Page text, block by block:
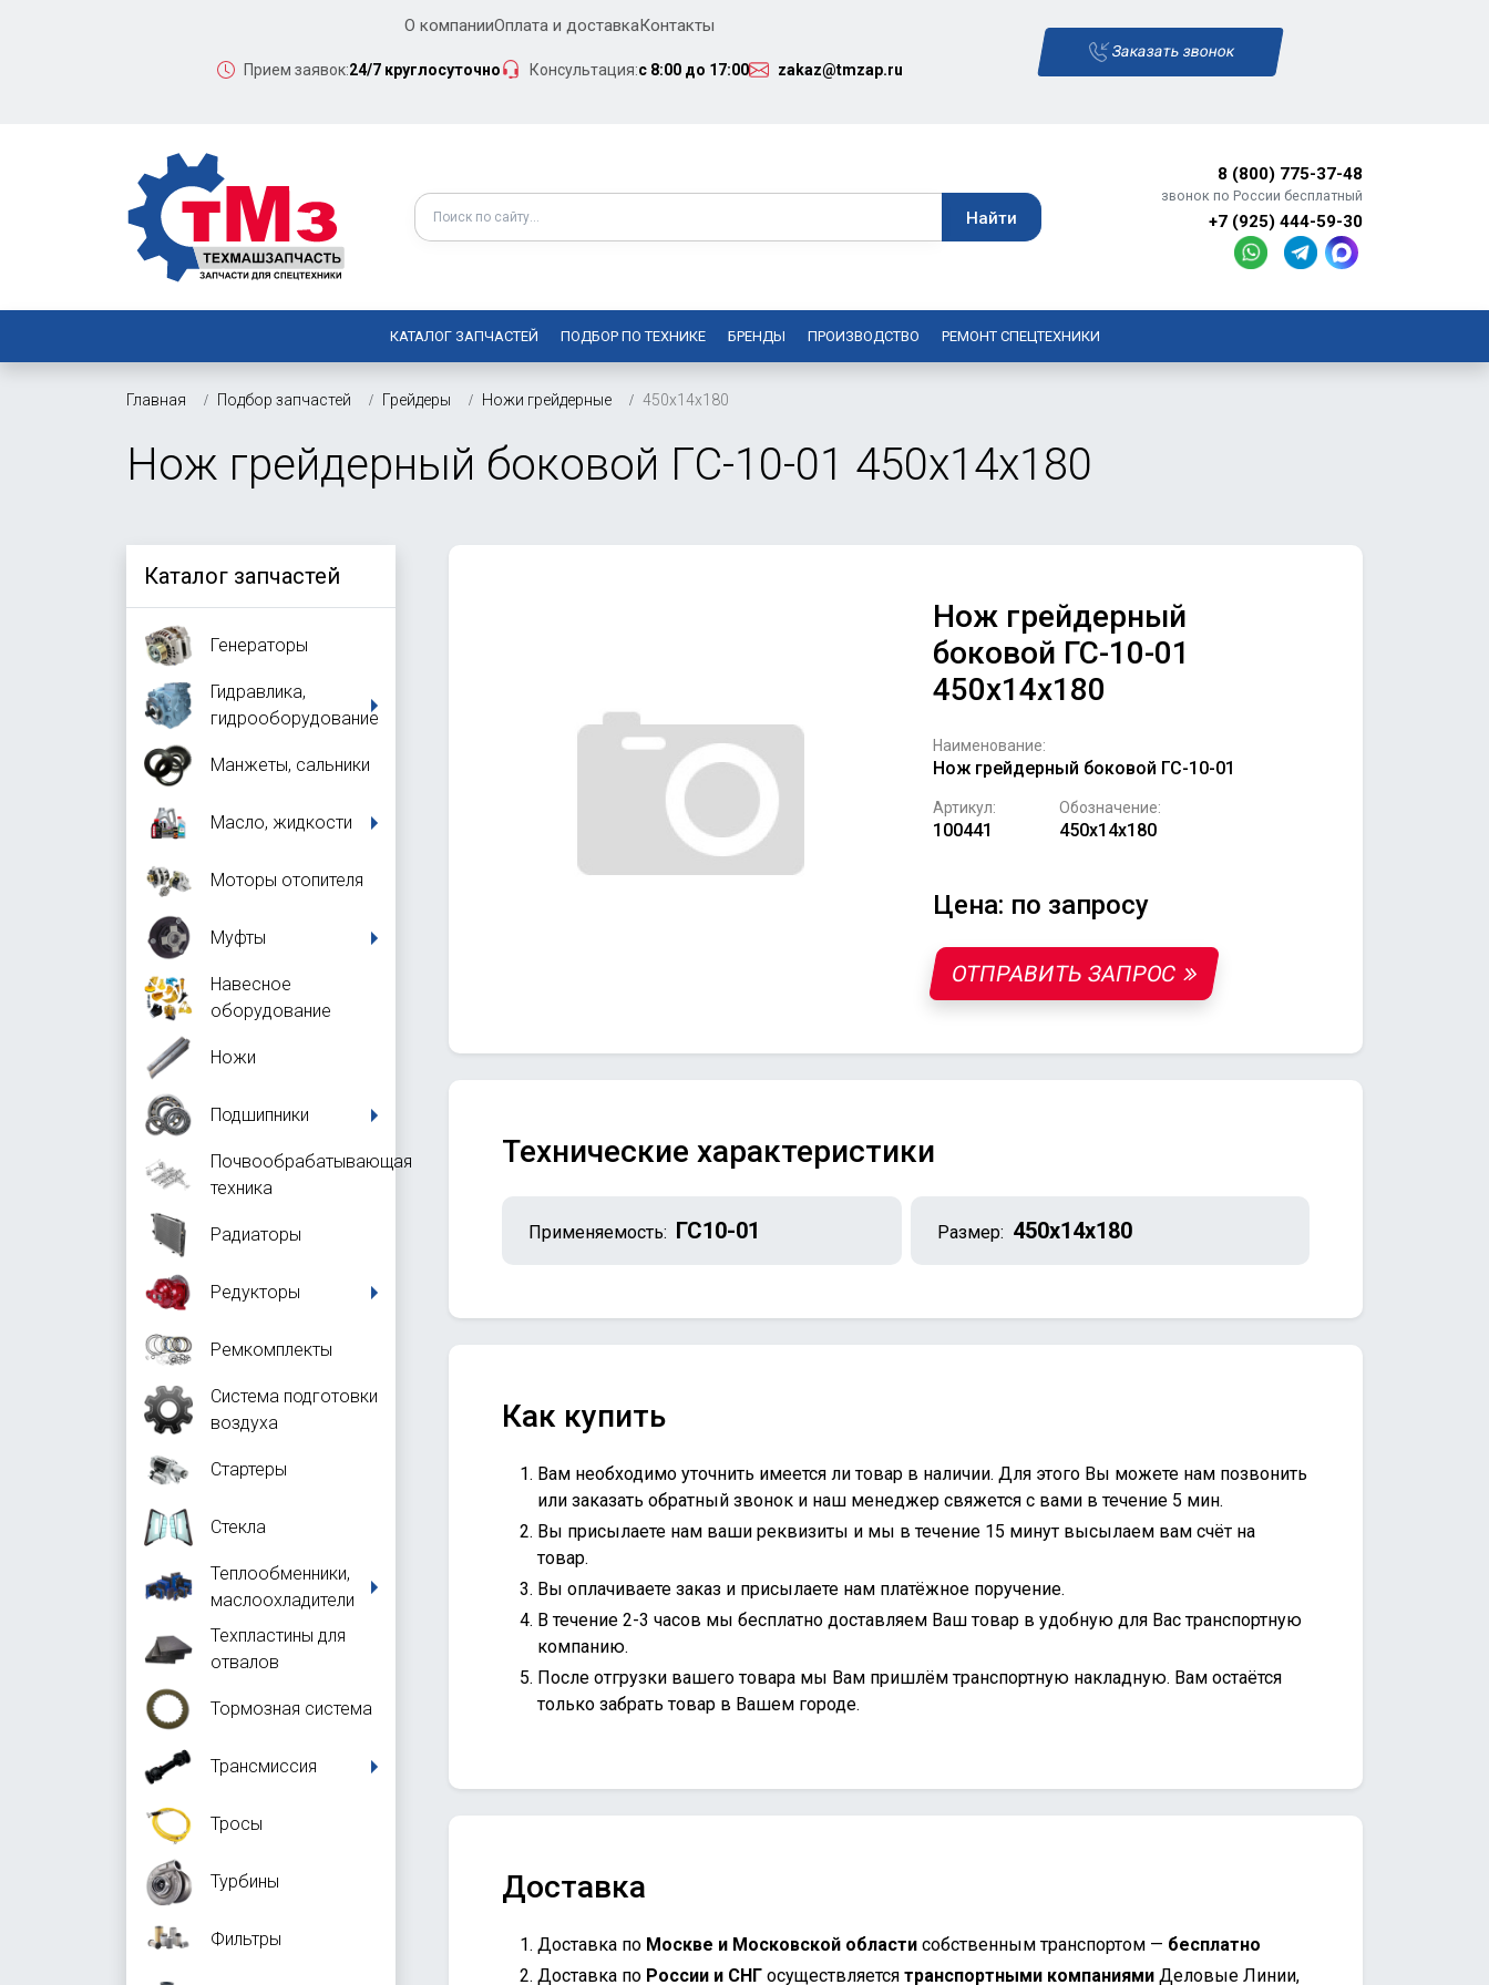
О компанииОплата и доставкаКонтакты
Прием заявок:24/7 круглосуточно Консультация:с 8:00 до 17:00 zakaz@tmzap.ru
Заказать звонок
8 (800) 775-37-48
звонок по России бесплатный
+7 (925) 444-59-30
КАТАЛОГ ЗАПЧАСТЕЙ ПОДБОР ПО ТЕХНИКЕ БРЕНДЫ ПРОИЗВОДСТВО РЕМОНТ СПЕЦТЕХНИКИ
Главная Подбор запчастей Грейдеры Ножи грейдерные 450х14х180
Нож грейдерный боковой ГС-10-01 450х14х180
Каталог запчастей
Генераторы
Гидравлика,
гидрооборудование
Манжеты, сальники
Масло, жидкости
Моторы отопителя
Муфты
Навесное
оборудование
Ножи
Подшипники
Почвообрабатывающая
техника
Радиаторы
Редукторы
Ремкомплекты
Система подготовки
воздуха
Стартеры
Стекла
Теплообменники,
маслоохладители
Техпластины для
отвалов
Тормозная система
Трансмиссия
Тросы
Турбины
Фильтры
Нож грейдерный
боковой ГС-10-01
450х14х180
Наименование:
Нож грейдерный боковой ГС-10-01
Артикул:
100441
Обозначение:
450х14х180
Цена: по запросу
ОТПРАВИТЬ ЗАПРОС
Технические характеристики
Применяемость: ГС10-01 Размер: 450х14х180
Как купить
Вам необходимо уточнить имеется ли товар в наличии. Для этого Вы можете нам позвонить
или заказать обратный звонок и наш менеджер свяжется с вами в течение 5 мин.
Вы присылаете нам ваши реквизиты и мы в течение 15 минут высылаем вам счёт на
товар.
Вы оплачиваете заказ и присылаете нам платёжное поручение.
В течение 2-3 часов мы бесплатно доставляем Ваш товар в удобную для Вас транспортную
компанию.
После отгрузки вашего товара мы Вам пришлём транспортную накладную. Вам остаётся
только забрать товар в Вашем городе.
Доставка
Доставка по Москве и Московской области собственным транспортом — бесплатно
Доставка по России и СНГ осуществляется транспортными компаниями Деловые Линии,